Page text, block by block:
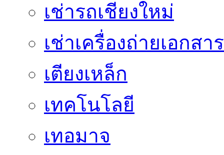
เช่ารถเชียงใหม่
เช่าเครื่องถ่ายเอกสาร
เตียงเหล็ก
เทคโนโลยี
เทอมาจ